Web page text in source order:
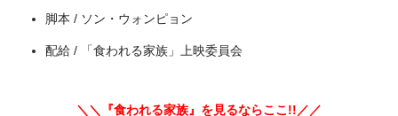
＼＼31日間無料!!お試し解約もOK／／
脚本 / ソン・ウォンピョン
配給 / 「食われる家族」上映委員会
＼＼『食われる家族』を見るならここ!!／／